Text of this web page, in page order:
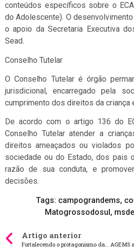
conteúdos específicos sobre o
do Adolescente). O
o apoio da Secretaria Executiva
Sead.
Conselho Tutelar
O Conselho Tutelar é órgão
jurisdicional, encarregado pela
cumprimento dos direitos da criança
De acordo com o artigo 136 do
Conselho Tutelar atender a
direitos ameaçados ou violados
sociedade ou do Estado, dos pais
razão de sua conduta, e
decisões.
Tags: campograndems,
Matogrossodosul,
Artigo anterior
Fortalecendo o protagonismo das mulheres na política, evento de filiação consagra o Progressistas em noite histórica em MS